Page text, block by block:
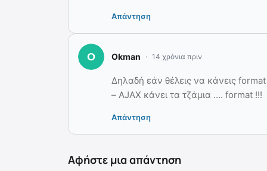
Απάντηση
Okman 14 χρόνια πριν
Δηλαδή εάν θέλεις να κάνεις format
– AJAX κάνει τα τζάμια …. format !!!
Απάντηση
Αφήστε μια απάντηση